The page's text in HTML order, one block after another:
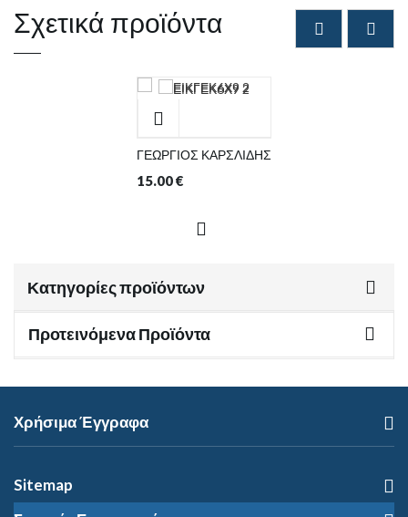
Σχετικά προϊόντα
ΓΕΩΡΓΙΟΣ ΚΑΡΣΛΙΔΗΣ
15.00€
Κατηγορίες προϊόντων
Προτεινόμενα Προϊόντα
Χρήσιμα Έγγραφα
Sitemap